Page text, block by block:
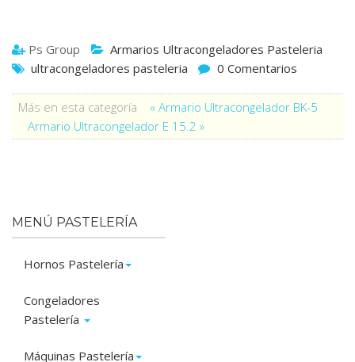
Ps Group
Armarios Ultracongeladores Pasteleria
ultracongeladores pasteleria
0 Comentarios
Más en esta categoría
« Armario Ultracongelador BK-5
Armario Ultracongelador E 15.2 »
MENÚ PASTELERÍA
Hornos Pastelería
Congeladores
Pastelería
Máquinas Pastelería